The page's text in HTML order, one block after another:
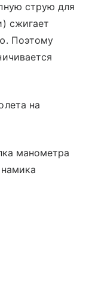
струю для
сжигает
Поэтому
на
манометра